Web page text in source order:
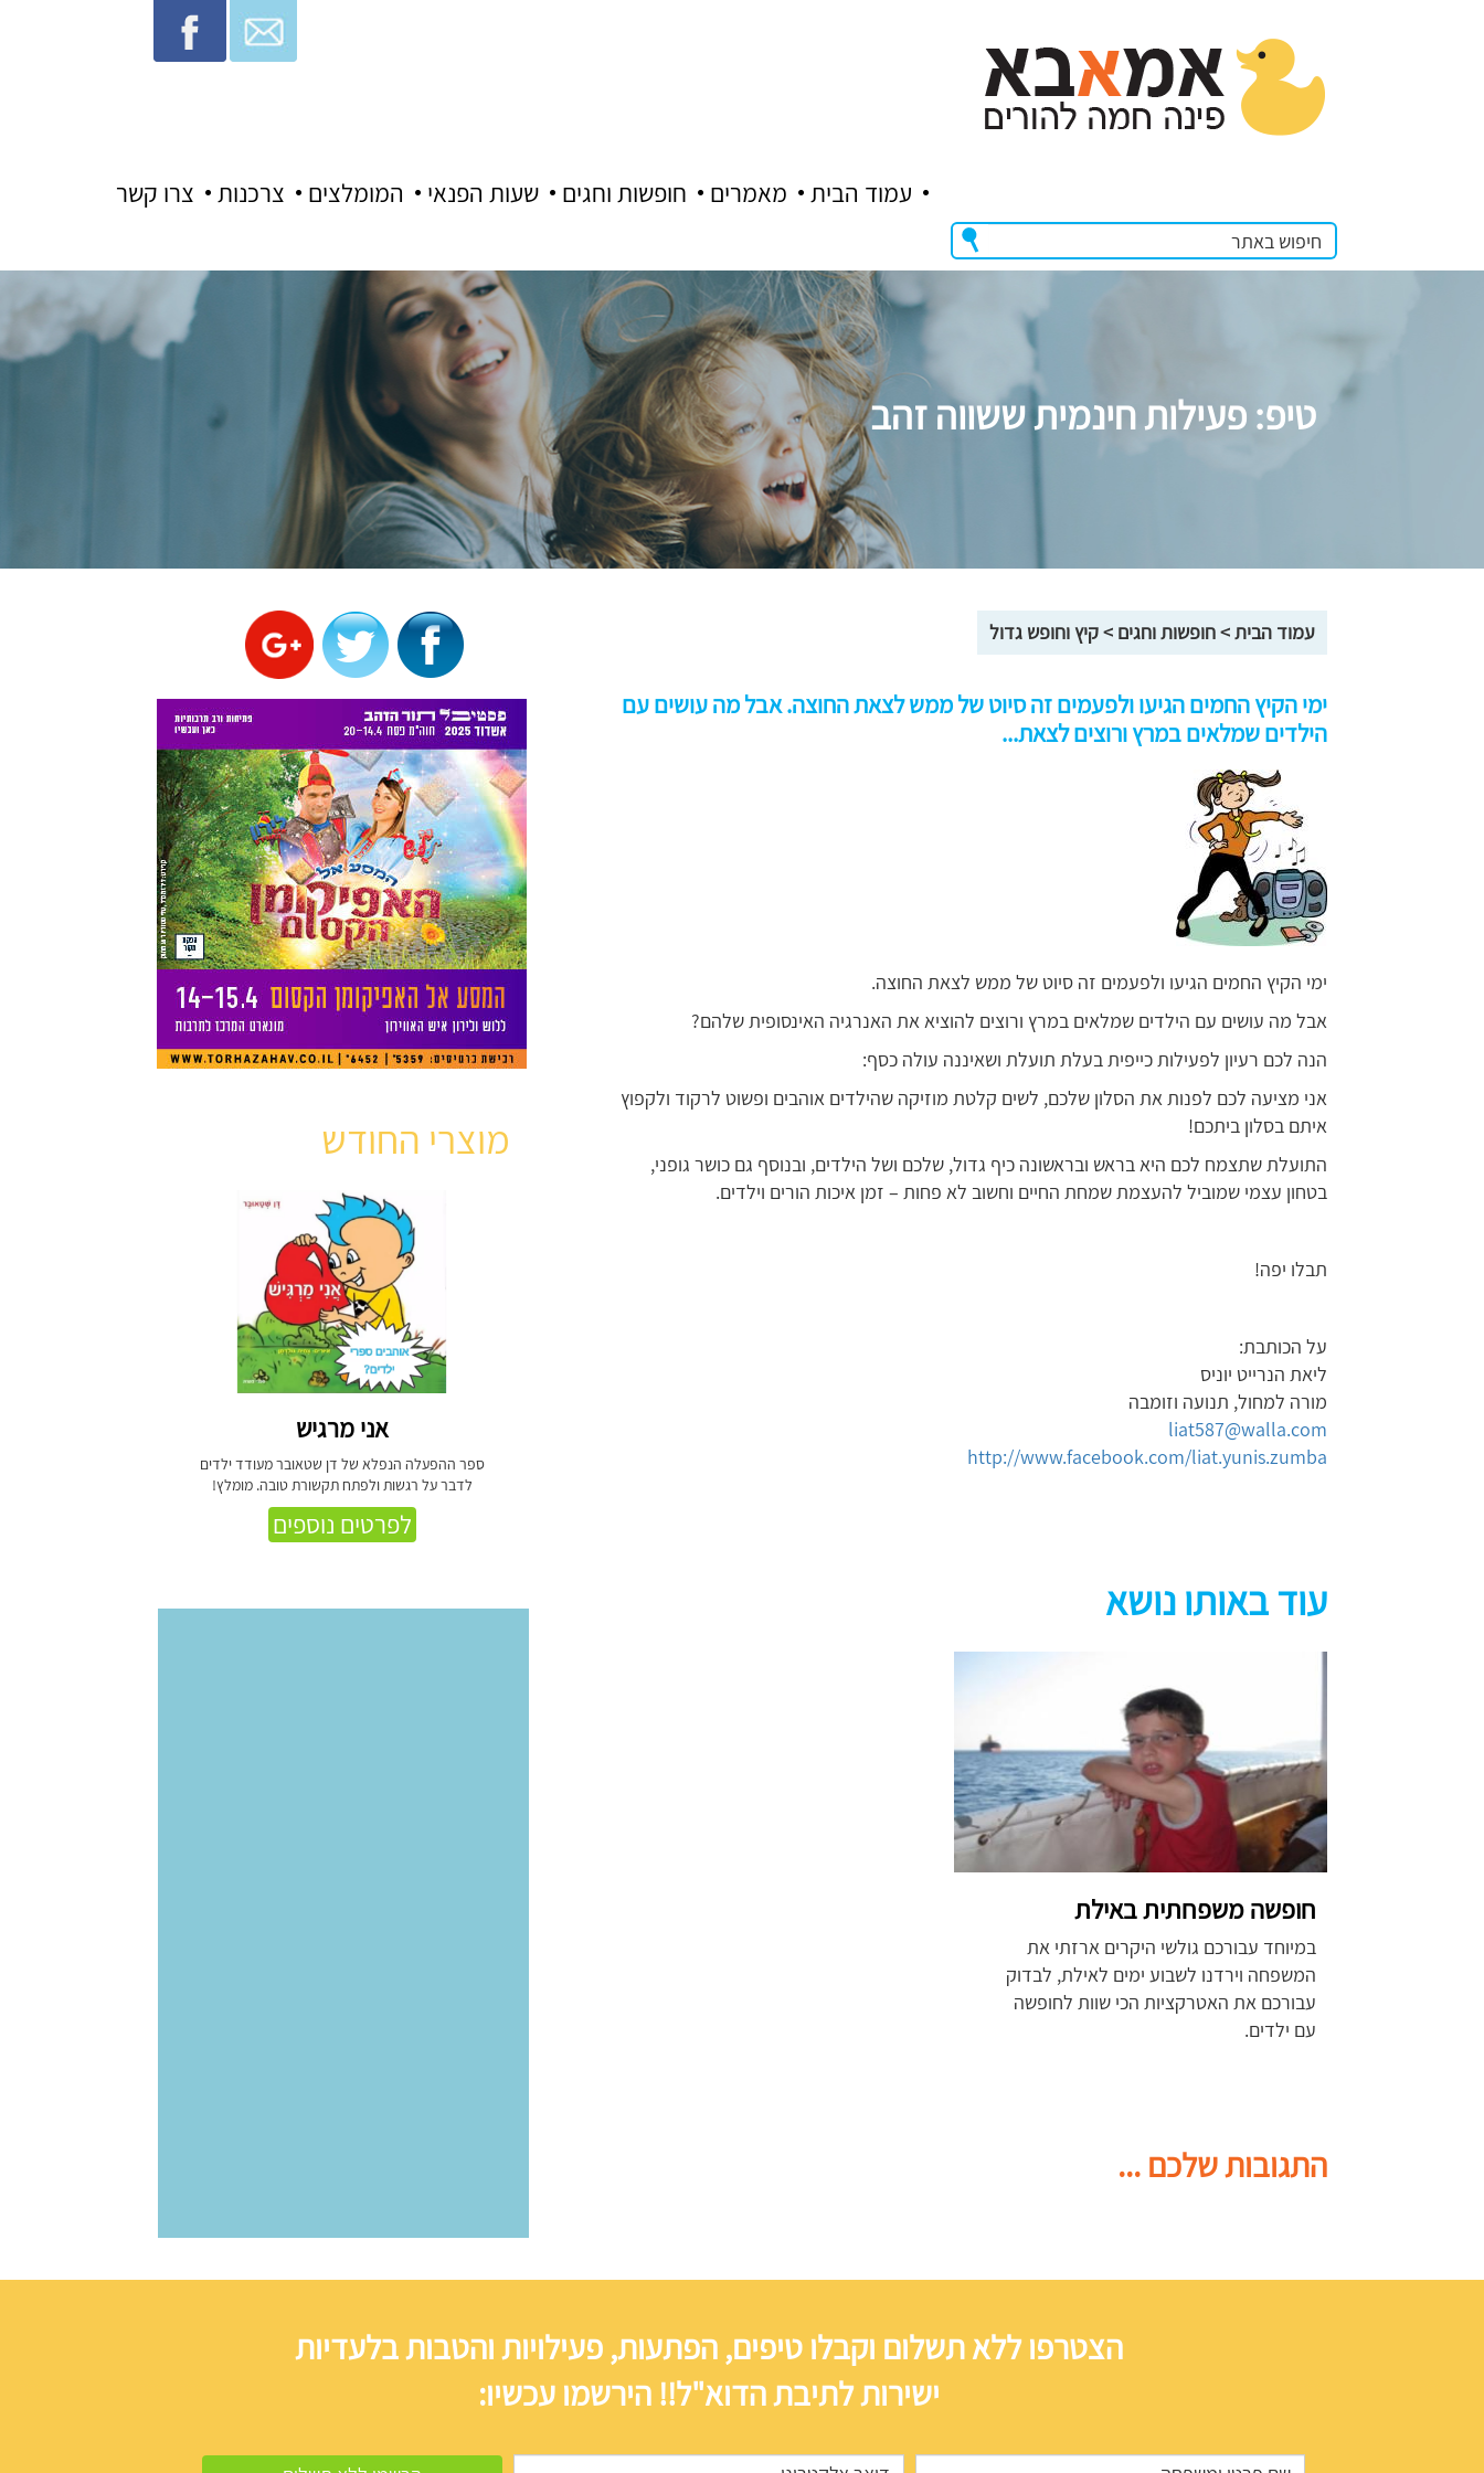
צרו קשר צרכנות המומלצים שעות הפנאי חופשות וחגים מאמרים עמוד הבית
טיפ: פעילות חינמית ששווה זהב
עמוד הבית>חופשות וחגים >קיץ וחופש גדול
ימי הקיץ החמים הגיעו ולפעמים זה סיוט של ממש לצאת החוצה. אבל מה עושים עם
הילדים שמלאים במרץ ורוצים לצאת...
ימי הקיץ החמים הגיעו ולפעמים זה סיוט של ממש לצאת החוצה.
אבל מה עושים עם הילדים שמלאים במרץ ורוצים להוציא את האנרגיה האינסופית שלהם?
הנה לכם רעיון לפעילות כייפית בעלת תועלת ושאיננה עולה כסף:
אני מציעה לכם לפנות את הסלון שלכם, לשים קלטת מוזיקה שהילדים אוהבים ופשוט לרקוד ולקפוץ
איתם בסלון ביתכם!
התועלת שתצמח לכם היא בראש ובראשונה כיף גדול, שלכם ושל הילדים, ובנוסף גם כושר גופני,
בטחון עצמי שמוביל להעצמת שמחת החיים וחשוב לא פחות – זמן איכות הורים וילדים.
תבלו יפה!
על הכותבת:
ליאת הנרייט יוניס
מורה למחול, תנועה וזומבה
liat587@walla.com
http://www.facebook.com/liat.yunis.zumba
עוד באותו נושא
חופשה משפחתית באילת
במיוחד עבורכם גולשי היקרים ארזתי את
המשפחה וירדנו לשבוע ימים לאילת, לבדוק
עבורכם את האטרקציות הכי שוות לחופשה
עם ילדים.
התגובות שלכם ...
מוצרי החודש
אני מרגיש
ספר ההפעלה הנפלא של דן שטאובר מעודד ילדים
לדבר על רגשות ולפתח תקשורת טובה. מומלץ!
לפרטים נוספים
הצטרפו ללא תשלום וקבלו טיפים, הפתעות, פעילויות והטבות בלעדיות
ישירות לתיבת הדוא"ל!! הירשמו עכשיו: